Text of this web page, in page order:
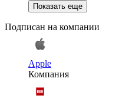
Показать еще
Подписан на компании
Apple
Компания